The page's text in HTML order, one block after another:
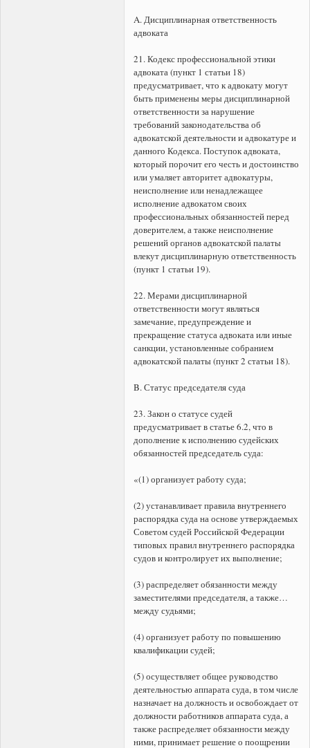
A. Дисциплинарная ответственность
адвоката
21. Кодекс профессиональной этики
адвоката (пункт 1 статьи 18)
предусматривает, что к адвокату могут
быть применены меры дисциплинарной
ответственности за нарушение
требований законодательства об
адвокатской деятельности и адвокатуре и
данного Кодекса. Поступок адвоката,
который порочит его честь и достоинство
или умаляет авторитет адвокатуры,
неисполнение или ненадлежащее
исполнение адвокатом своих
профессиональных обязанностей перед
доверителем, а также неисполнение
решений органов адвокатской палаты
влекут дисциплинарную ответственность
(пункт 1 статьи 19).
22. Мерами дисциплинарной
ответственности могут являться
замечание, предупреждение и
прекращение статуса адвоката или иные
санкции, установленные собранием
адвокатской палаты (пункт 2 статьи 18).
B. Статус председателя суда
23. Закон о статусе судей
предусматривает в статье 6.2, что в
дополнение к исполнению судейских
обязанностей председатель суда:
«(1) организует работу суда;
(2) устанавливает правила внутреннего
распорядка суда на основе утверждаемых
Советом судей Российской Федерации
типовых правил внутреннего распорядка
судов и контролирует их выполнение;
(3) распределяет обязанности между
заместителями председателя, а также…
между судьями;
(4) организует работу по повышению
квалификации судей;
(5) осуществляет общее руководство
деятельностью аппарата суда, в том числе
назначает на должность и освобождает от
должности работников аппарата суда, а
также распределяет обязанности между
ними, принимает решение о поощрении